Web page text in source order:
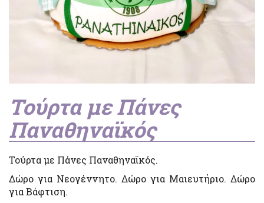
Τούρτα με Πάνες
Παναθηναϊκός
Τούρτα με Πάνες Παναθηναϊκός.
Δώρο για Νεογέννητο. Δώρο για Μαιευτήριο. Δώρο
για Βάφτιση.